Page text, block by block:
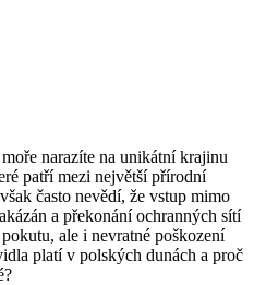
narazíte na unikátní krajinu
patří mezi největší přírodní
často nevědí, že vstup mimo
a překonání ochranných sítí
ale i nevratné poškození
platí v polských dunách a proč